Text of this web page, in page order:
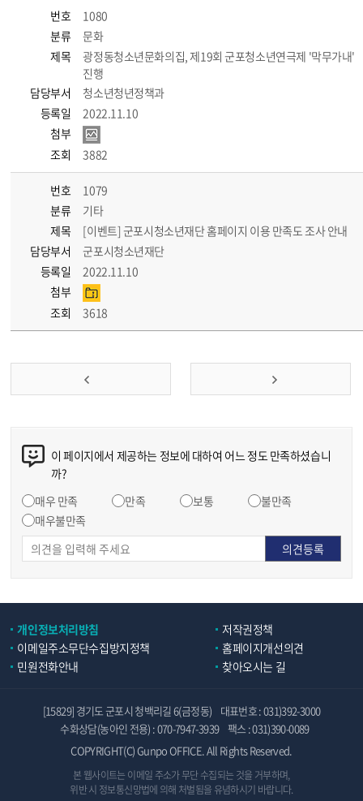
번호
1080
분류
문화
제목
광정동청소년문화의집, 제19회 군포청소년연극제 '막무가내'
진행
담당부서
청소년청년정책과
등록일
2022.11.10
첨부
조회
3882
번호
1079
분류
기타
제목
[이벤트] 군포시청소년재단 홈페이지 이용 만족도 조사 안내
담당부서
군포시청소년재단
등록일
2022.11.10
첨부
조회
3618
이 페이지에서 제공하는 정보에 대하여 어느 정도 만족하셨습니
까?
매우 만족
만족 보통
불만족
매우불만족
개인정보처리방침
저작권정책
이메일주소무단수집방지정책
홈페이지개선의견
민원전화안내
찾아오시는 길
[15829] 경기도 군포시 청백리길 6(금정동)
대표번호 : 031)392-3000
수화상담(농아인 전용) : 070-7947-3939 팩스 : 031)390-0089
COPYRIGHT(C) Gunpo OFFICE. All Rights Reserved.
본 웹사이트는 이메일 주소가 무단 수집되는 것을 거부하며,
위반 시 정보통신망법에 의해 처벌됨을 유념하시기 바랍니다.